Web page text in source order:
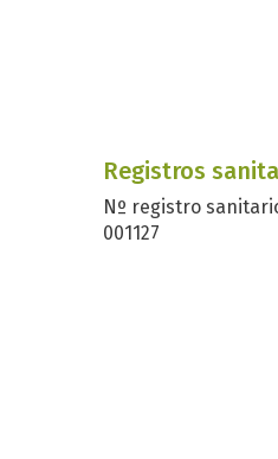
Registros
Nº registro
001127